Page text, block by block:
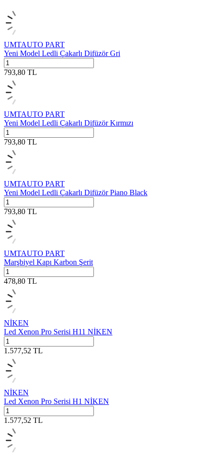
UMTAUTO PART
Yeni Model Ledli Çakarlı Difüzör Gri
793,80 TL
UMTAUTO PART
Yeni Model Ledli Çakarlı Difüzör Kırmızı
793,80 TL
UMTAUTO PART
Yeni Model Ledli Çakarlı Difüzör Piano Black
793,80 TL
UMTAUTO PART
Marşbiyel Kapı Karbon Şerit
478,80 TL
NİKEN
Led Xenon Pro Serisi H11 NİKEN
1.577,52 TL
NİKEN
Led Xenon Pro Serisi H1 NİKEN
1.577,52 TL